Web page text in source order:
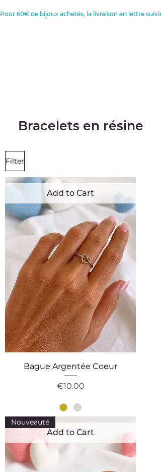
Pour 60€ de bijoux achetés, la livraison en lettre
Bracelets en résine
Filter
Add to Cart
Bague Argentée Coeur
Price
€10.00
Add to Cart
Nouveauté